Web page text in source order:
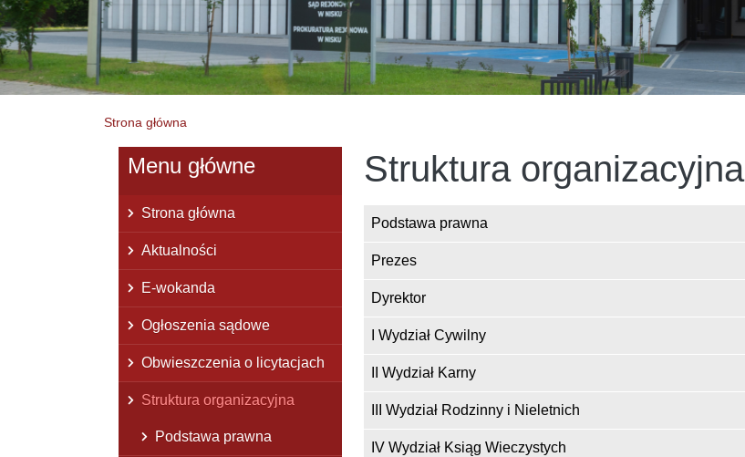
Strona główna
Struktura organizacyjna
Struktura
Podstawa prawna
Prezes
Dyrektor
I Wydział Cywilny
II Wydział Karny
III Wydział Rodzinny i Nieletnich
IV Wydział Ksiąg Wieczystych
Menu główne
Strona główna
Aktualności
E-wokanda
Ogłoszenia sądowe
Obwieszczenia o licytacjach
Struktura organizacyjna
Podstawa prawna